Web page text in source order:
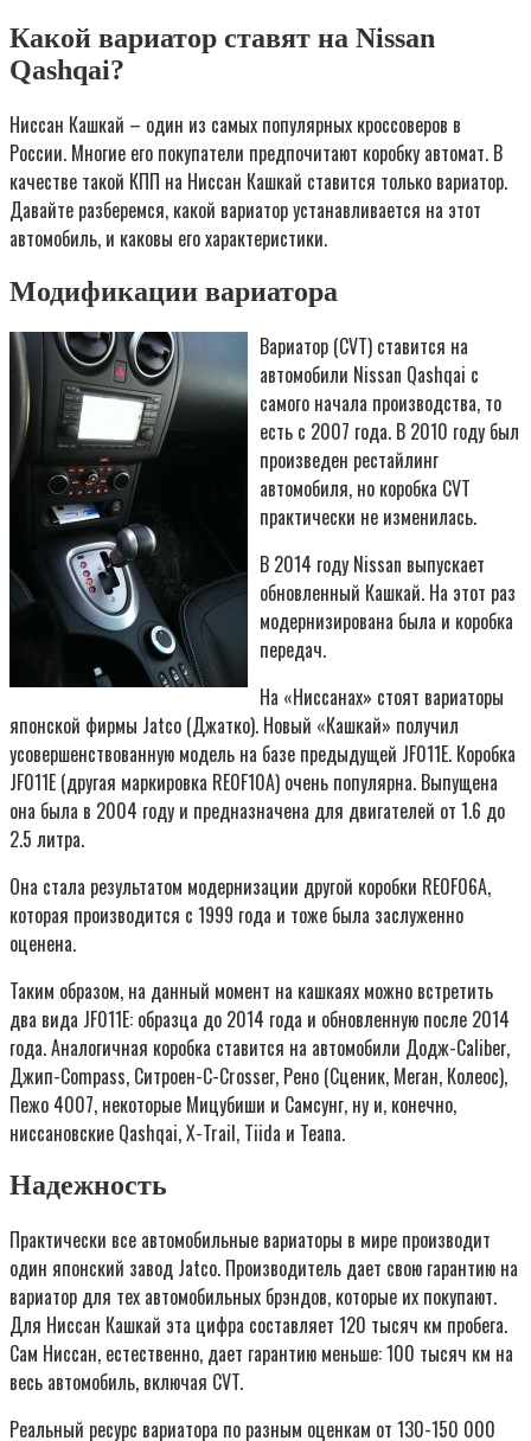
Какой вариатор ставят на Nissan
Qashqai?
Ниссан Кашкай – один из самых популярных кроссоверов в
России. Многие его покупатели предпочитают коробку автомат. В
качестве такой КПП на Ниссан Кашкай ставится только вариатор.
Давайте разберемся, какой вариатор устанавливается на этот
автомобиль, и каковы его характеристики.
Модификации вариатора
Вариатор (CVT) ставится на
автомобили Nissan Qashqai с
самого начала производства, то
есть с 2007 года. В 2010 году был
произведен рестайлинг
автомобиля, но коробка CVT
практически не изменилась.
В 2014 году Nissan выпускает
обновленный Кашкай. На этот раз
модернизирована была и коробка
передач.
На «Ниссанах» стоят вариаторы
японской фирмы Jatco (Джатко). Новый «Кашкай» получил
усовершенствованную модель на базе предыдущей JF011E. Коробка
JF011E (другая маркировка RE0F10A) очень популярна. Выпущена
она была в 2004 году и предназначена для двигателей от 1.6 до
2.5 литра.
Она стала результатом модернизации другой коробки RE0F06A,
которая производится с 1999 года и тоже была заслуженно
оценена.
Таким образом, на данный момент на кашкаях можно встретить
два вида JF011E: образца до 2014 года и обновленную после 2014
года. Аналогичная коробка ставится на автомобили Додж-Caliber,
Джип-Compass, Ситроен-C-Crosser, Рено (Сценик, Меган, Колеос),
Пежо 4007, некоторые Мицубиши и Самсунг, ну и, конечно,
ниссановские Qashqai, X-Trail, Tiida и Teana.
Надежность
Практически все автомобильные вариаторы в мире производит
один японский завод Jatco. Производитель дает свою гарантию на
вариатор для тех автомобильных брэндов, которые их покупают.
Для Ниссан Кашкай эта цифра составляет 120 тысяч км пробега.
Сам Ниссан, естественно, дает гарантию меньше: 100 тысяч км на
весь автомобиль, включая CVT.
Реальный ресурс вариатора по разным оценкам от 130-150 000